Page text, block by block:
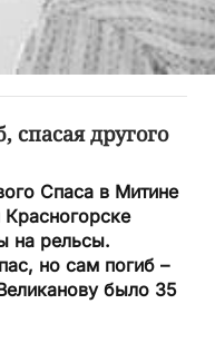
спасая другого
Спаса в Митине
на рельсы.
но сам погиб –
было 35